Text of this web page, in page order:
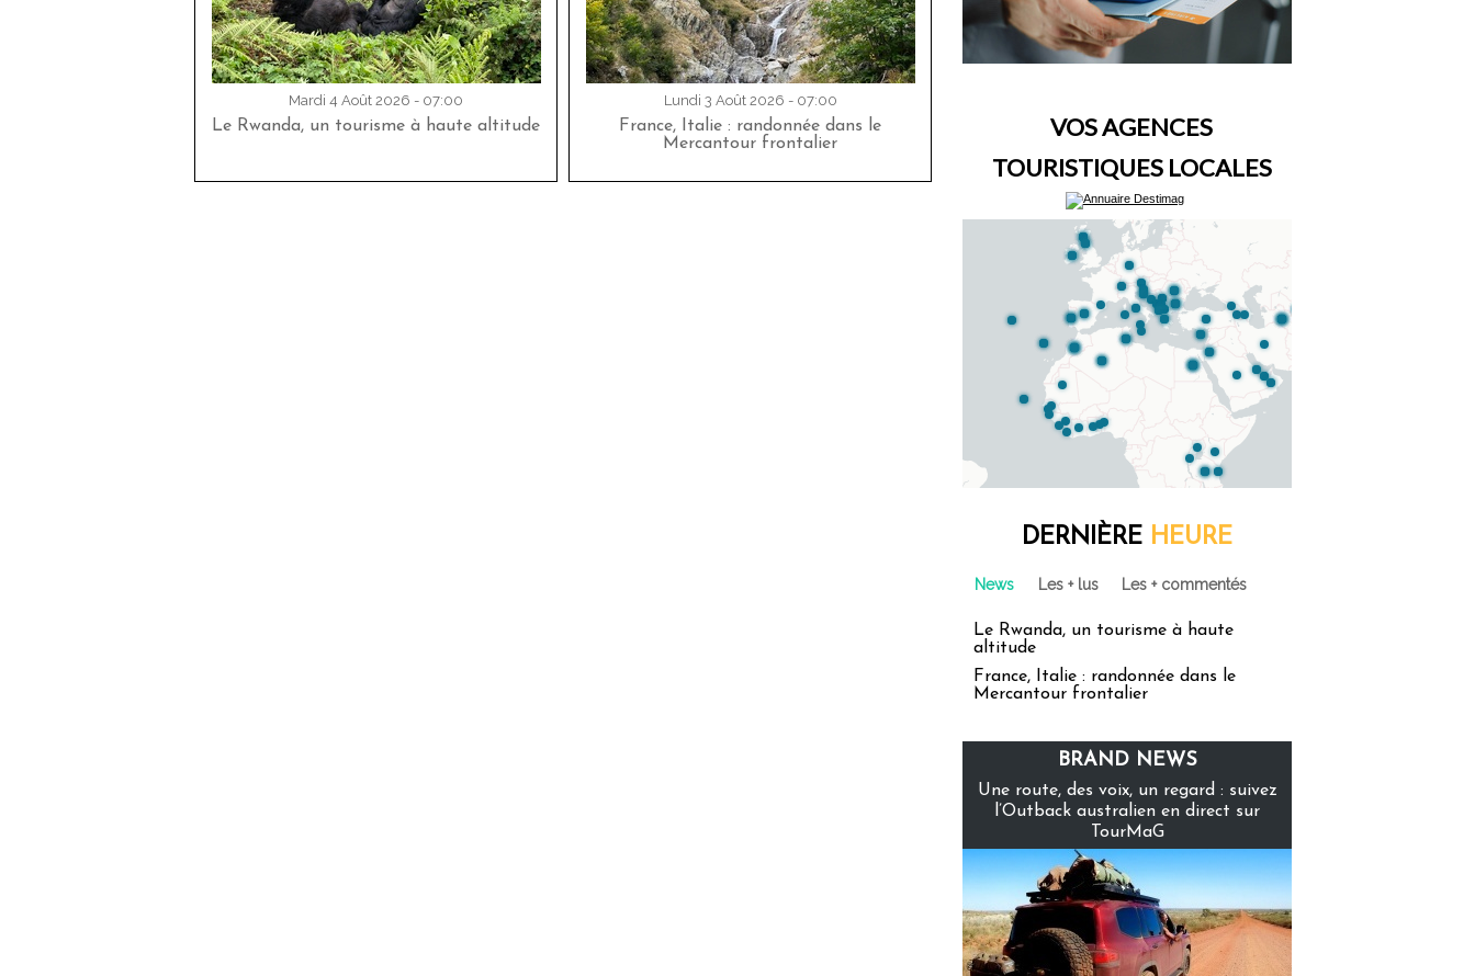
Mardi 4 Août 2026 - 07:00
Le Rwanda, un tourisme à haute altitude
Lundi 3 Août 2026 - 07:00
France, Italie : randonnée dans le
Mercantour frontalier
VOS AGENCES
TOURISTIQUES LOCALES
DERNIÈRE HEURE
News Les + lus Les + commentés
Le Rwanda, un tourisme à haute
altitude
France, Italie : randonnée dans le
Mercantour frontalier
BRAND NEWS
Une route, des voix, un regard : suivez
l’Outback australien en direct sur
TourMaG